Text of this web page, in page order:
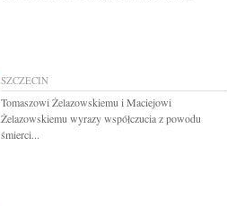
SZCZECIN
Tomaszowi Żelazowskiemu i Maciejowi
Żelazowskiemu wyrazy współczucia z powodu
śmierci...